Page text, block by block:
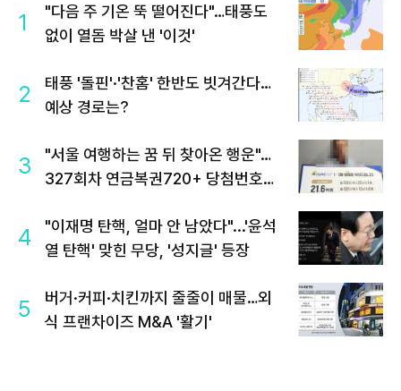
1
"다음 주 기온 뚝 떨어진다"…태풍도
없이 열돔 박살 낸 '이것'
2
태풍 '돌핀'·'찬홈' 한반도 빗겨간다…
예상 경로는?
3
"서울 여행하는 꿈 뒤 찾아온 행운"…
327회차 연금복권720+ 당첨번호조
4
"이재명 탄핵, 얼마 안 남았다"...'윤석
열 탄핵' 맞힌 무당, '성지글' 등장
5
버거·커피·치킨까지 줄줄이 매물…외
식 프랜차이즈 M&A '활기'